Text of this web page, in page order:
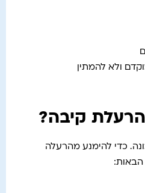
ולא להמתין
הרעלת קיבה?
כדי להימנע מהרעלה
הבאות: